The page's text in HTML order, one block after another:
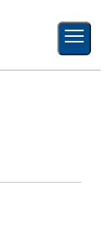
新規登録